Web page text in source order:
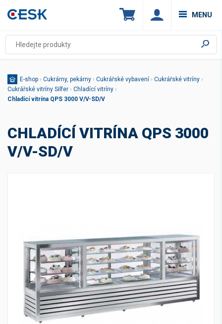
MENU
E-shop › Cukrárny, pekárny › Cukrářské vybavení › Cukrářské vitríny ›
Cukrářské vitríny Silfer › Chladící vitríny ›
Chladící vitrína QPS 3000 V/V-SD/V
CHLADÍCÍ VITRÍNA QPS 3000
V/V-SD/V